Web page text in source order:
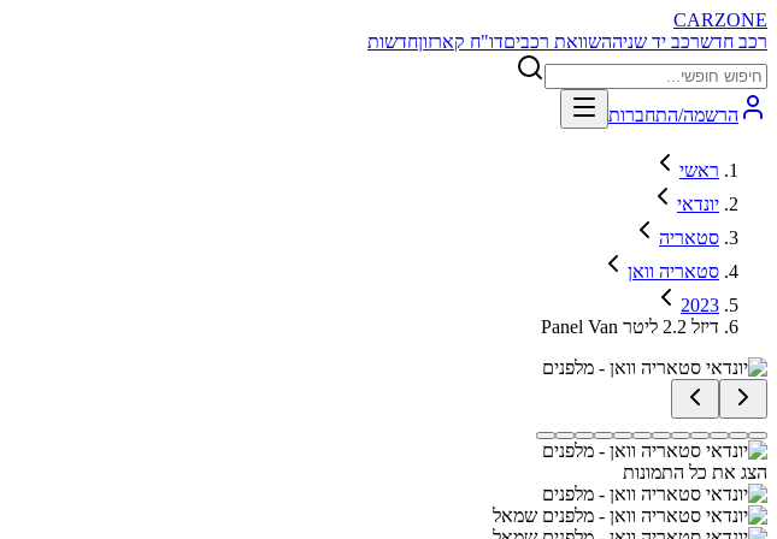
CARZONE
רכב חדשרכב יד שניההשוואת רכביםדו"ח קארזוןחדשות
הרשמה/התחברות
ראשי
יונדאי
סטאריה
סטאריה וואן
2023
Panel Van דיזל 2.2 ליטר
הצג את כל התמונות